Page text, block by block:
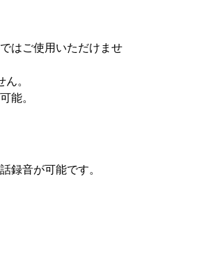
はご使用いただけませ
。
能。
録音が可能です。